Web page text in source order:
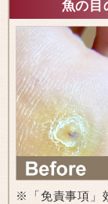
魚の目
※「免責事項」